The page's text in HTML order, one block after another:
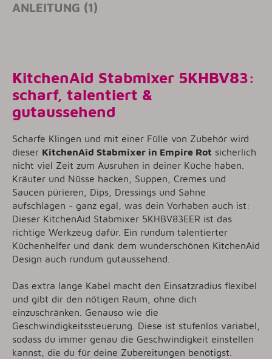
ANLEITUNG (1)
KitchenAid Stabmixer 5KHBV83:
scharf, talentiert &
gutaussehend
Scharfe Klingen und mit einer Fülle von Zubehör wird
dieser KitchenAid Stabmixer in Empire Rot sicherlich
nicht viel Zeit zum Ausruhen in deiner Küche haben.
Kräuter und Nüsse hacken, Suppen, Cremes und
Saucen pürieren, Dips, Dressings und Sahne
aufschlagen - ganz egal, was dein Vorhaben auch ist:
Dieser KitchenAid Stabmixer 5KHBV83EER ist das
richtige Werkzeug dafür. Ein rundum talentierter
Küchenhelfer und dank dem wunderschönen KitchenAid
Design auch rundum gutaussehend.
Das extra lange Kabel macht den Einsatzradius flexibel
und gibt dir den nötigen Raum, ohne dich
einzuschränken. Genauso wie die
Geschwindigkeitssteuerung. Diese ist stufenlos variabel,
sodass du immer genau die Geschwindigkeit einstellen
kannst, die du für deine Zubereitungen benötigst.